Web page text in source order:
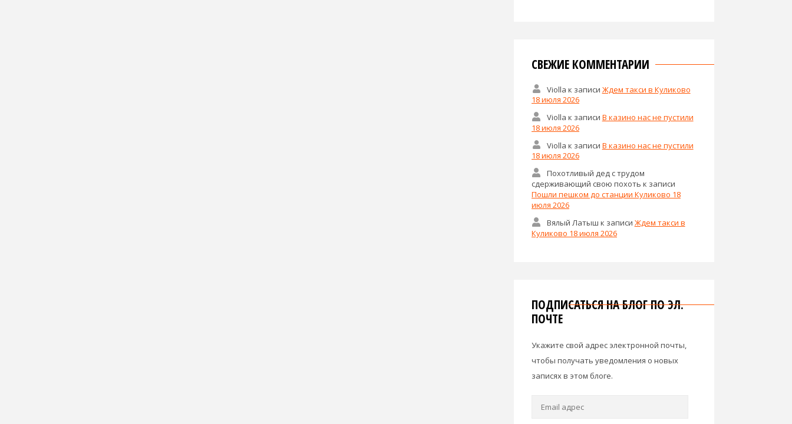
СВЕЖИЕ КОММЕНТАРИИ
Violla к записи Ждем такси в Куликово
18 июля 2026
Violla к записи В казино нас не пустили
18 июля 2026
Violla к записи В казино нас не пустили
18 июля 2026
Похотливый дед с трудом
сдерживающий свою похоть к записи
Пошли пешком до станции Куликово 18
июля 2026
Вялый Латыш к записи Ждем такси в
Куликово 18 июля 2026
ПОДПИСАТЬСЯ НА БЛОГ ПО ЭЛ.
ПОЧТЕ
Укажите свой адрес электронной почты,
чтобы получать уведомления о новых
записях в этом блоге.